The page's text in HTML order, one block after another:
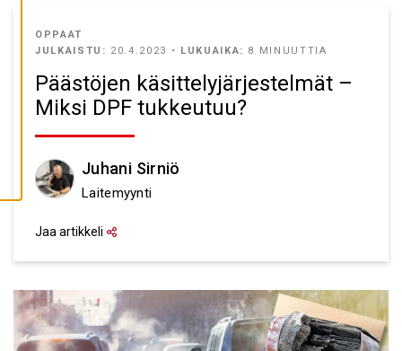
OPPAAT
JULKAISTU: 20.4.2023 • LUKUAIKA: 8 MINUUTTIA
Päästöjen käsittelyjärjestelmät –
Miksi DPF tukkeutuu?
Juhani Sirniö
Laitemyynti
Jaa artikkeli